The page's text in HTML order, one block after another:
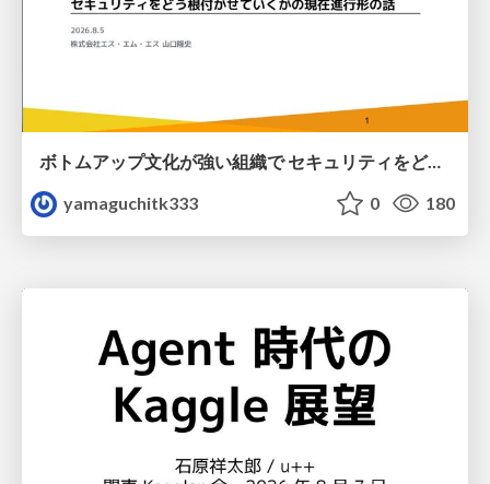
ボトムアップ文化が強い組織で セキュリティをどう根付かせていくかの現在進行形の話 / Making Security Stick in a Bottom-Up Organization
yamaguchitk333
0 180